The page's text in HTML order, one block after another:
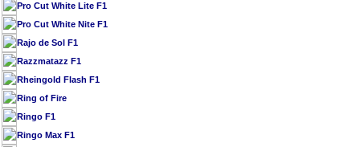
Pro Cut White Lite F1
Pro Cut White Nite F1
Rajo de Sol F1
Razzmatazz F1
Rheingold Flash F1
Ring of Fire
Ringo F1
Ringo Max F1